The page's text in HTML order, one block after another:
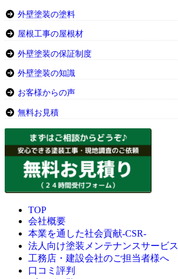
外壁塗装の塗料
屋根工事の屋根材
外壁塗装の保証制度
外壁塗装の知識
お客様からの声
無料お見積
TOP
会社概要
本業を通した社会貢献-CSR-
法人向け塗装メンテナンスサービス
工務店・建設会社のご担当者様へ
口コミ評判